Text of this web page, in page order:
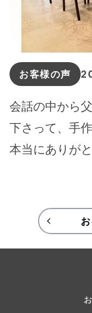
お客様の声
会話の中から
下さって、手
本当にありが